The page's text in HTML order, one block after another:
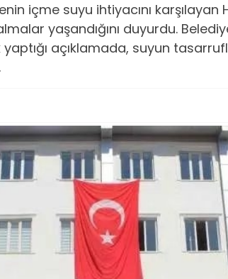
içme suyu ihtiyacını karşılayan
yaşandığını duyurdu.
açıklamada, suyun